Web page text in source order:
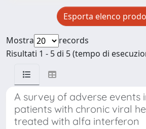
Esporta elenco
Mostra
records
Risultati 1 - 5 di 5 (tempo di
A survey of adverse events
patients with chronic viral
treated with alfa interferon